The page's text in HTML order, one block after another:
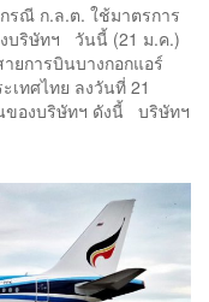
รณี ก.ล.ต. ใช้มาตรการ
บริษัทฯ วันนี้ (21 ม.ค.)
ยการบินบางกอกแอร์
เทศไทย ลงวันที่ 21
ของบริษัทฯ ดังนี้ บริษัทฯ